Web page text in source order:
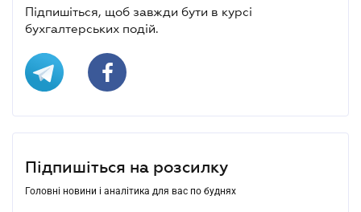
Підпишіться, щоб завжди бути в курсі
бухгалтерських подій.
Підпишіться на розсилку
Головні новини і аналітика для вас по буднях